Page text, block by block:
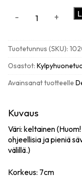
pöytäkynttilä
määrä
- +
Tuotetunnus (SKU):
Osastot:
Avainsanat tuotteelle
Kuvaus
Väri: keltainen
ohjeellisia ja pieniä
välillä.)
Korkeus: 7cm